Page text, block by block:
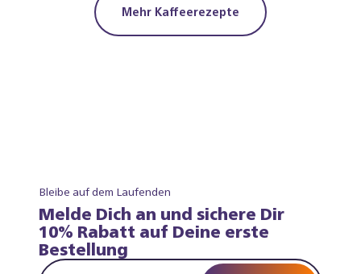
Mehr Kaffeerezepte
Bleibe auf dem Laufenden
Melde Dich an und sichere Dir
10% Rabatt auf Deine erste
Bestellung